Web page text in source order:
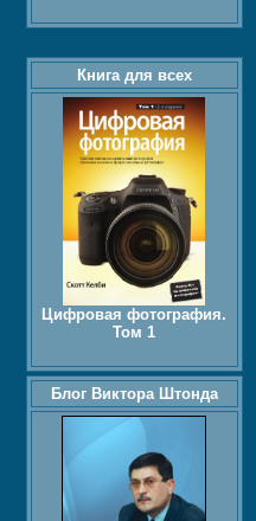
Книга для всех
Цифровая фотография.
Том 1
Блог Виктора Штонда